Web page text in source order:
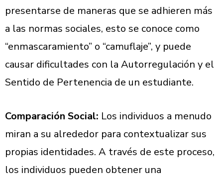
presentarse de maneras que se adhieren más
a las normas sociales, esto se conoce como
“enmascaramiento” o “camuflaje”, y puede
causar dificultades con la Autorregulación y el
Sentido de Pertenencia de un estudiante.
Comparación Social: Los individuos a menudo
miran a su alrededor para contextualizar sus
propias identidades. A través de este proceso,
los individuos pueden obtener una